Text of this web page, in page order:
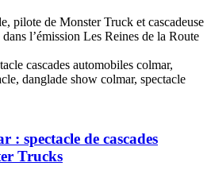
pilote de Monster Truck et cascadeuse
l’émission Les Reines de la Route
: spectacle de cascades
Trucks